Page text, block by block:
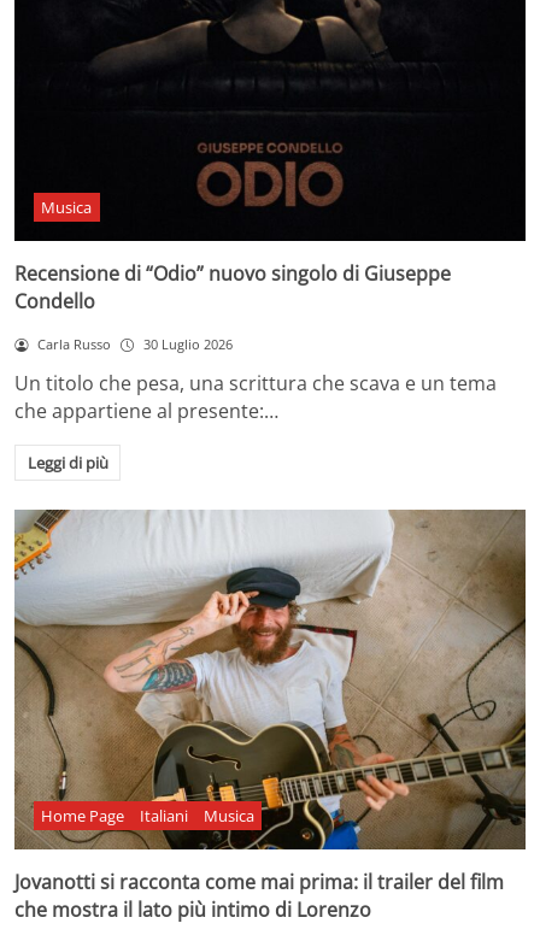
Musica
Recensione di “Odio” nuovo singolo di Giuseppe
Condello
Carla Russo 30 Luglio 2026
Un titolo che pesa, una scrittura che scava e un tema
che appartiene al presente:…
Leggi di più
Home Page Italiani Musica
Jovanotti si racconta come mai prima: il trailer del film
che mostra il lato più intimo di Lorenzo